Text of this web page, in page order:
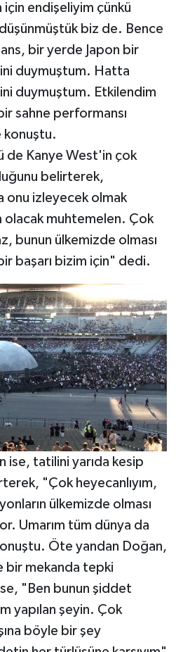
endişeliyim çünkü
biz de. Bence
bir yerde Japon bir
duymuştum. Hatta
duymuştum. Etkilendim
sahne performansı
konuştu.
de Kanye West'in çok
belirterek,
onu izleyecek olmak
olacak muhtemelen. Çok
bunun ülkemizde olması
başarı bizim için" dedi.
ise, tatilini yarıda kesip
"Çok heyecanlıyım,
ülkemizde olması
Umarım tüm dünya da
Öte yandan Doğan,
bir mekanda tepki
"Ben bunun şiddet
yapılan şeyin. Çok
böyle bir şey